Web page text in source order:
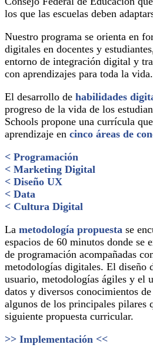
los que las escuelas deben
Nuestro programa se orienta en
digitales en docentes y
entorno de integración digital y
con aprendizajes para toda la vida.
El desarrollo de habilidades
progreso de la vida de los
Schools propone una currícula
aprendizaje en cinco áreas de
< Programación
< Marketing Digital
< Diseño UX
< Data
< Cultura Digital
La metodología propuesta se
espacios de 60 minutos donde se
de programación acompañadas
metodologías digitales. El diseño
usuario, metodologías ágiles y el
datos y diversos conocimientos
algunos de los principales pilares
siguiente propuesta curricular.
>> Implementación <<